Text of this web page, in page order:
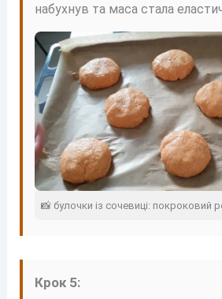
набухнув та маса стала
📸 булочки із сочевиці: покроковий
Крок 5: